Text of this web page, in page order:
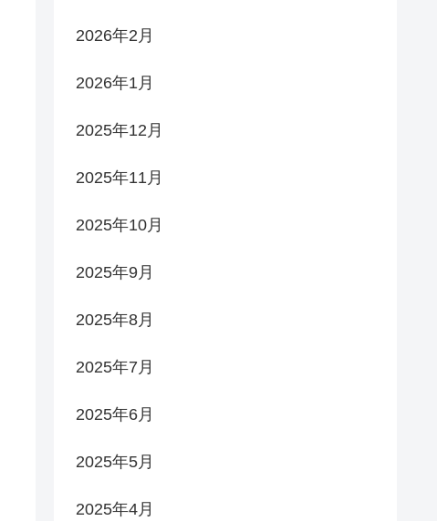
2026年2月
2026年1月
2025年12月
2025年11月
2025年10月
2025年9月
2025年8月
2025年7月
2025年6月
2025年5月
2025年4月